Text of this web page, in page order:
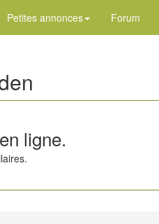
Petites annonces Forum
ligne.